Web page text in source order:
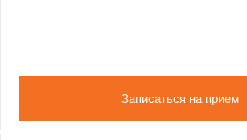
Записаться на прием